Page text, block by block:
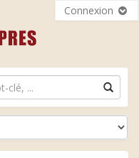
Connexion